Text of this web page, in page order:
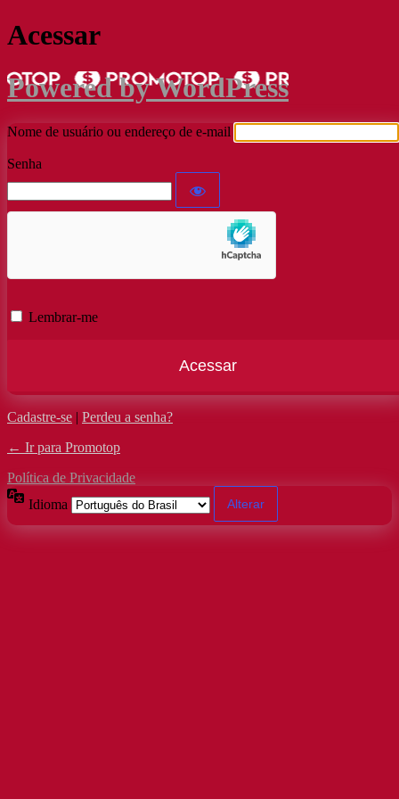
Acessar
Powered by WordPress
Nome de usuário ou endereço de e-mail
Senha
Lembrar-me
Cadastre-se | Perdeu a senha?
← Ir para Promotop
Política de Privacidade
Idioma